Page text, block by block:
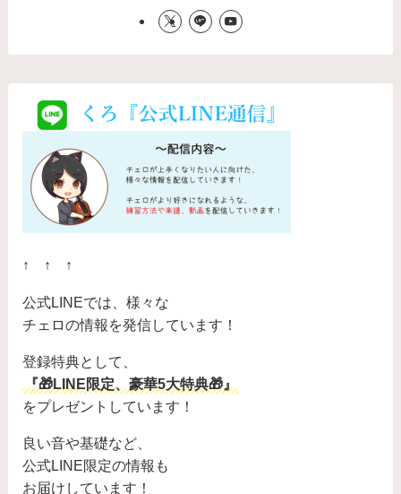
↑ ↑ ↑
公式LINEでは、様々な
チェロの情報を発信しています！
登録特典として、
『🎁LINE限定、豪華5大特典🎁』
をプレゼントしています！
良い音や基礎など、
公式LINE限定の情報も
お届けしています！